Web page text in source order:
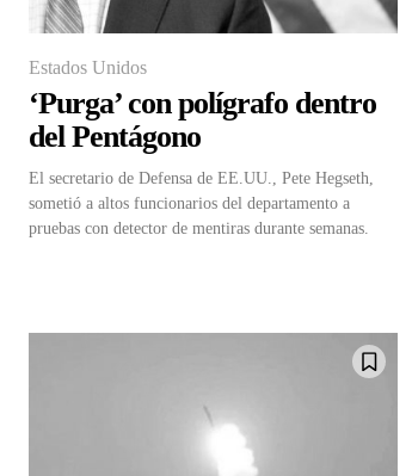
Estados Unidos
‘Purga’ con polígrafo dentro
del Pentágono
El secretario de Defensa de EE.UU., Pete Hegseth,
sometió a altos funcionarios del departamento a
pruebas con detector de mentiras durante semanas.